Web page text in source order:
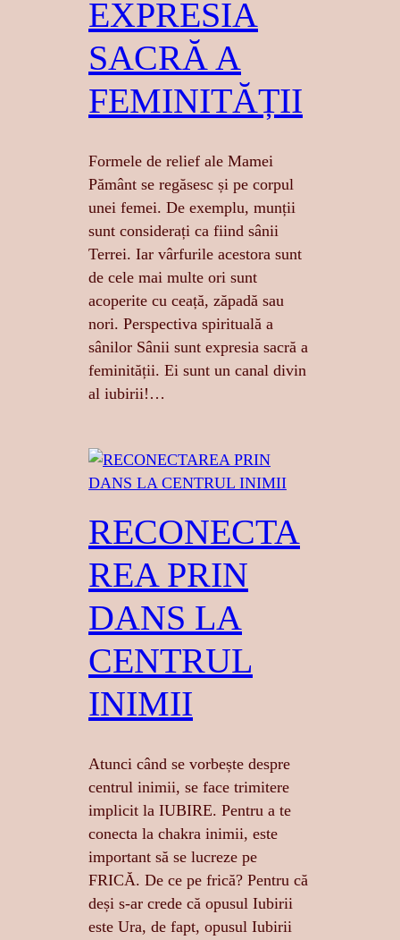
EXPRESIA
SACRĂ A
FEMINITĂȚII
Formele de relief ale Mamei
Pământ se regăsesc și pe corpul
unei femei. De exemplu, munții
sunt considerați ca fiind sânii
Terrei. Iar vârfurile acestora sunt
de cele mai multe ori sunt
acoperite cu ceață, zăpadă sau
nori. Perspectiva spirituală a
sânilor Sânii sunt expresia sacră a
feminității. Ei sunt un canal divin
al iubirii!…
RECONECTA
REA PRIN
DANS LA
CENTRUL
INIMII
Atunci când se vorbește despre
centrul inimii, se face trimitere
implicit la IUBIRE. Pentru a te
conecta la chakra inimii, este
important să se lucreze pe
FRICĂ. De ce pe frică? Pentru că
deși s-ar crede că opusul Iubirii
este Ura, de fapt, opusul Iubirii